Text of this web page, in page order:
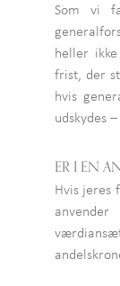
Som vi
heller
frist, der
hvis
udskydes
ER I EN
Hvis jeres